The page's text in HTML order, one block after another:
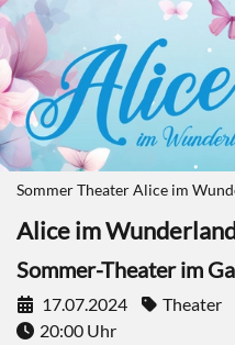
Sommer Theater Alice im
Alice im
Sommer-Theater im
17.07.2024
Theater
20:00 Uhr